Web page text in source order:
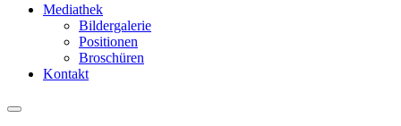
Mediathek
Bildergalerie
Positionen
Broschüren
Kontakt